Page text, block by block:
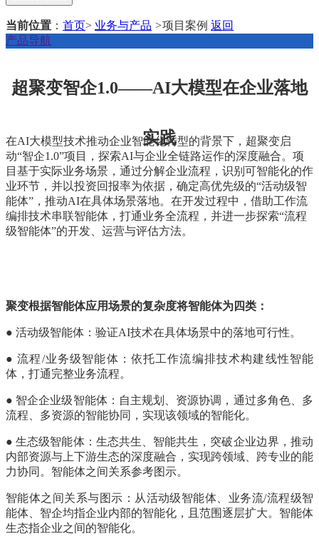
当前位置 ： 首页> 业务与产品 >项目案例 返回
产品导航
超聚变智企1.0——AI大模型在企业落地
实践
在AI大模型技术推动企业智能化转型的背景下，超聚变启
动“智企1.0”项目，探索AI与企业全链路运作的深度融合。项
目基于实际业务场景，通过分解企业流程，识别可智能化的作
业环节，并以投资回报率为依据，确定高优先级的“活动级智
能体”，推动AI在具体场景落地。在开发过程中，借助工作流
编排技术串联智能体，打通业务全流程，并进一步探索“流程
级智能体”的开发、运营与评估方法。
聚变根据智能体应用场景的复杂度将智能体为四类：
● 活动级智能体：验证AI技术在具体场景中的落地可行性。
● 流程/业务级智能体：依托工作流编排技术构建线性智能
体，打通完整业务流程。
● 智企企业级智能体：自主规划、资源协调，通过多角色、多
流程、多资源的智能协同，实现该领域的智能化。
● 生态级智能体：生态共生、智能共生，突破企业边界，推动
内部资源与上下游生态的深度融合，实现跨领域、跨专业的能
力协同。智能体之间关系参考图示。
智能体之间关系与图示：从活动级智能体、业务流/流程级智
能体、智企均指企业内部的智能化，且范围逐层扩大。智能体
生态指企业之间的智能化。